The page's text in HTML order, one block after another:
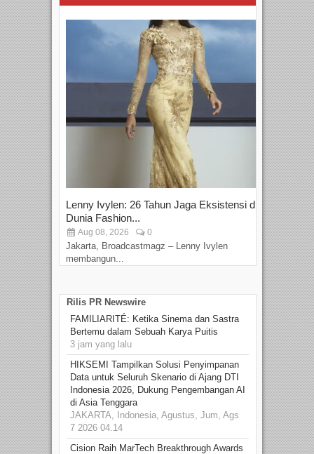
Lenny Ivylen: 26 Tahun Jaga Eksistensi di
Dunia Fashion...
Aug 08, 2026 0
Jakarta, Broadcastmagz – Lenny Ivylen
membangun...
Rilis PR Newswire
FAMILIARITÉ: Ketika Sinema dan Sastra
Bertemu dalam Sebuah Karya Puitis
3 jam yang lalu
HIKSEMI Tampilkan Solusi Penyimpanan
Data untuk Seluruh Skenario di Ajang DTI
Indonesia 2026, Dukung Pengembangan AI
di Asia Tenggara
JAKARTA, Indonesia, Agustus, Jum, Ags
7 2026 04.14
Cision Raih MarTech Breakthrough Awards